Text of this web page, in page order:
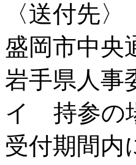
〈送付先
盛岡市中
岩手県人事
イ 持参の
受付期間内